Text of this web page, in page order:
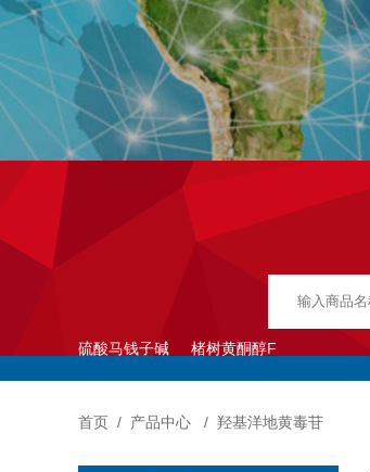
硫酸马钱子碱 楮树黄酮醇F
首页 / 产品中心 / 羟基洋地黄毒苷